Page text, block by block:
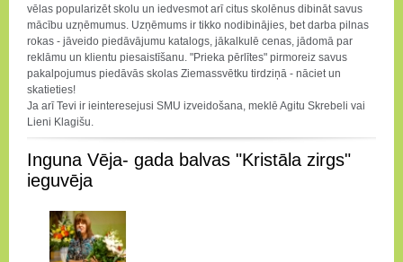
vēlas popularizēt skolu un iedvesmot arī citus skolēnus dibināt savus
mācību uzņēmumus. Uzņēmums ir tikko nodibinājies, bet darba pilnas
rokas - jāveido piedāvājumu katalogs, jākalkulē cenas, jādomā par
reklāmu un klientu piesaistīšanu. "Prieka pērlītes" pirmoreiz savus
pakalpojumus piedāvās skolas Ziemassvētku tirdziņā - nāciet un
skatieties!
Ja arī Tevi ir ieinteresejusi SMU izveidošana, meklē Agitu Skrebeli vai
Lieni Klagišu.
Inguna Vēja- gada balvas "Kristāla zirgs"
ieguvēja